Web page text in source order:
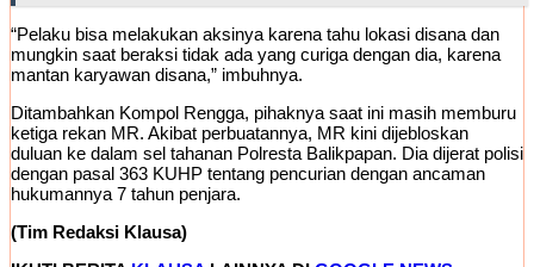
“Pelaku bisa melakukan aksinya karena tahu lokasi disana dan
mungkin saat beraksi tidak ada yang curiga dengan dia, karena
mantan karyawan disana,” imbuhnya.
Ditambahkan Kompol Rengga, pihaknya saat ini masih memburu
ketiga rekan MR. Akibat perbuatannya, MR kini dijebloskan
duluan ke dalam sel tahanan Polresta Balikpapan. Dia dijerat polisi
dengan pasal 363 KUHP tentang pencurian dengan ancaman
hukumannya 7 tahun penjara.
(Tim Redaksi Klausa)